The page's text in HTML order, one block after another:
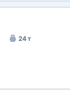
24 т